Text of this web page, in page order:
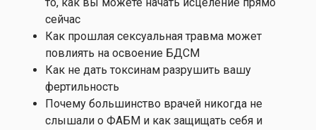
сейчас
Как прошлая сексуальная травма может
повлиять на освоение БДСМ
Как не дать токсинам разрушить вашу
фертильность
Почему большинство врачей никогда не
слышали о ФАБМ и как защищать себя и